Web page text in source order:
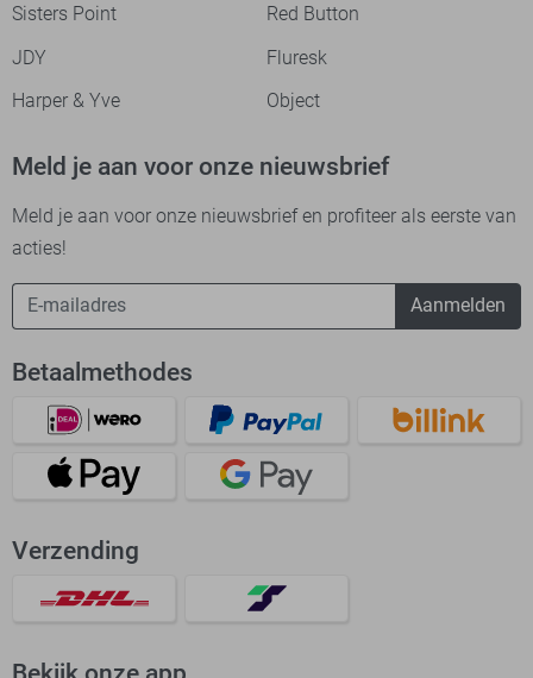
Sisters Point
Red Button
JDY
Fluresk
Harper & Yve
Object
Meld je aan voor onze nieuwsbrief
Meld je aan voor onze nieuwsbrief en profiteer als eerste van
acties!
Aanmelden
Betaalmethodes
Verzending